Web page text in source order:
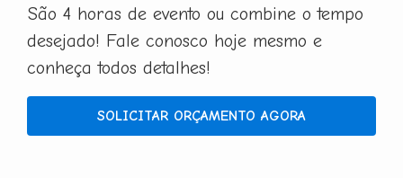
São 4 horas de evento ou combine o tempo
desejado! Fale conosco hoje mesmo e
conheça todos detalhes!
SOLICITAR ORÇAMENTO AGORA